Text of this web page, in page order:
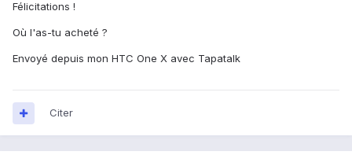
Félicitations !
Où l'as-tu acheté ?
Envoyé depuis mon HTC One X avec Tapatalk
Citer